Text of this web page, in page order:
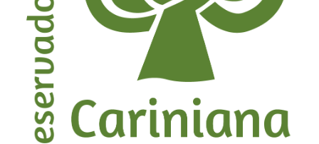
Rafael Rodolfo de Melo, Dayane Targino de Medeiros,
Felipe Gomes Batista, Joalis Barbalho de Souza, Fernando
Rusch, Adriano Reis Prazeres Mascarenhas, Alexandre
Santos Pimenta, Márcia Ellen Chagas dos Santos, Juliana
Moura, Edgley Alves de Oliveira Paula (2026)
Characterization and grouping of various tropical kinds
of wood species by density and colourimetric
parameters.Wood Material Science & Engineering, 21(1),
623.
10.1080/17480272.2024.2440550